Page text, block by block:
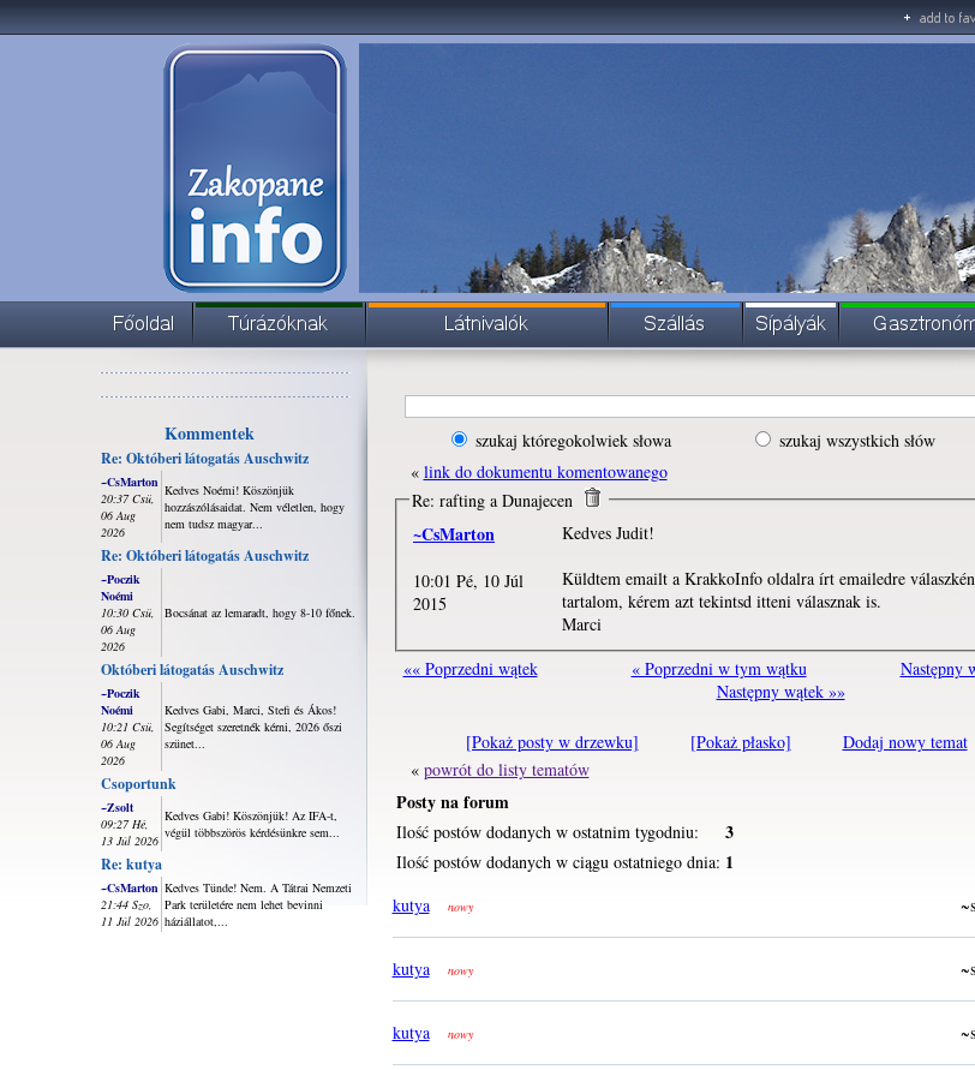
Kommentek
Re: Októberi látogatás Auschwitz
~CsMarton
20:37 Csü,
06 Aug
2026
Kedves Noémi! Köszönjük
hozzászólásaidat. Nem véletlen, hogy
nem tudsz magyar...
Re: Októberi látogatás Auschwitz
~Poczik
Noémi
10:30 Csü,
06 Aug
2026
Bocsánat az lemaradt, hogy 8-10 főnek.
Októberi látogatás Auschwitz
~Poczik
Noémi
10:21 Csü,
06 Aug
2026
Kedves Gabi, Marci, Stefi és Ákos!
Segítséget szeretnék kérni, 2026 őszi
szünet...
Csoportunk
~Zsolt
09:27 Hé,
13 Júl 2026
Kedves Gabi! Köszönjük! Az IFA-t,
végül többszörös kérdésünkre sem...
Re: kutya
~CsMarton
21:44 Szo,
11 Júl 2026
Kedves Tünde! Nem. A Tátrai Nemzeti
Park területére nem lehet bevinni
háziállatot,...
szukaj któregokolwiek słowa szukaj wszystkich słów
« link do dokumentu komentowanego
Re: rafting a Dunajecen
~CsMarton
10:01 Pé, 10 Júl
2015
Kedves Judit!
Küldtem emailt a KrakkoInfo oldalra írt emailedre
tartalom, kérem azt tekintsd itteni válasznak is.
Marci
«« Poprzedni wątek
« Poprzedni w tym wątku
Następny
Następny wątek »»
[Pokaż posty w drzewku] [Pokaż płasko] Dodaj nowy temat
« powrót do listy tematów
Posty na forum
Ilość postów dodanych w ostatnim tygodniu: 3
Ilość postów dodanych w ciągu ostatniego dnia: 1
kutya nowy
kutya nowy
kutya nowy